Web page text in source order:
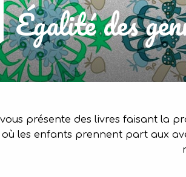
Égalité des
présente des livres faisant la
les enfants prennent part aux